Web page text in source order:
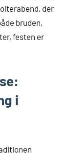
der
bruden,
festen er
i